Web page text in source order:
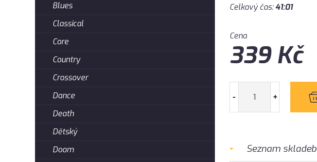
Celkový čas:41:01
Cena
339Kč
- +
Seznam skladeb
Blues
Classical
Core
Country
Crossover
Dance
Death
Dětský
Doom